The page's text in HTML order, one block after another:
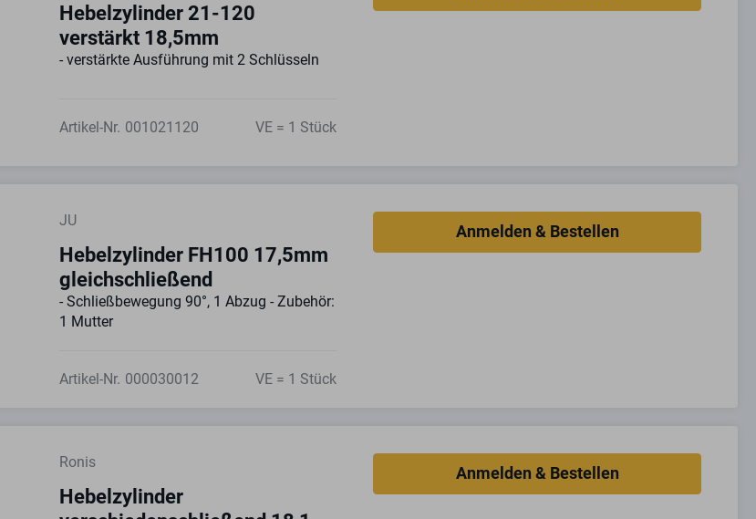
Hebelzylinder 21-120
verstärkt 18,5mm
- verstärkte Ausführung mit 2 Schlüsseln
Artikel-Nr. 001021120 VE = 1 Stück
JU
Hebelzylinder FH100 17,5mm
gleichschließend
- Schließbewegung 90°, 1 Abzug - Zubehör:
1 Mutter
Artikel-Nr. 000030012 VE = 1 Stück
Ronis
Hebelzylinder